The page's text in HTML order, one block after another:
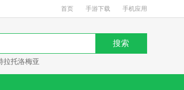
首页 手游下载 手机应用
拉托洛梅亚